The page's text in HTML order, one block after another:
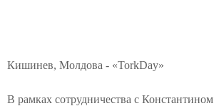
Кишинев, Молдова - «TorkDay»
В рамках сотрудничества c